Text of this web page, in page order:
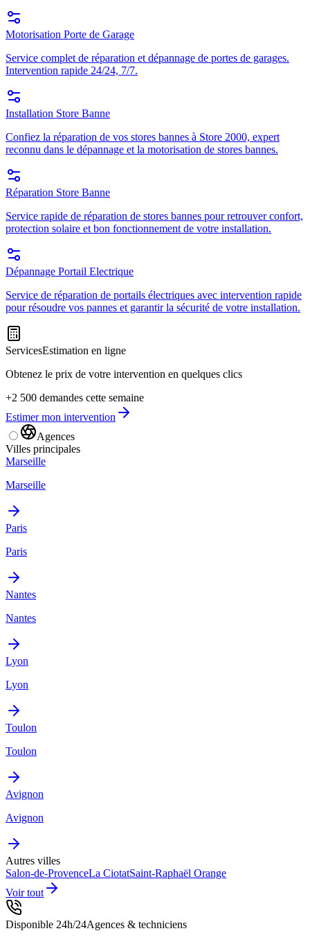
Motorisation Porte de Garage
Service complet de réparation et dépannage de portes de garages.
Intervention rapide 24/24, 7/7.
Installation Store Banne
Confiez la réparation de vos stores bannes à Store 2000, expert
reconnu dans le dépannage et la motorisation de stores bannes.
Réparation Store Banne
Service rapide de réparation de stores bannes pour retrouver confort,
protection solaire et bon fonctionnement de votre installation.
Dépannage Portail Electrique
Service de réparation de portails électriques avec intervention rapide
pour résoudre vos pannes et garantir la sécurité de votre installation.
ServicesEstimation en ligne
Obtenez le prix de votre intervention en quelques clics
+2 500 demandes cette semaine
Estimer mon intervention
Agences
Villes principales
Marseille
Marseille
Paris
Paris
Nantes
Nantes
Lyon
Lyon
Toulon
Toulon
Avignon
Avignon
Autres villes
Salon-de-ProvenceLa CiotatSaint-Raphaël Orange
Voir tout
Disponible 24h/24Agences & techniciens